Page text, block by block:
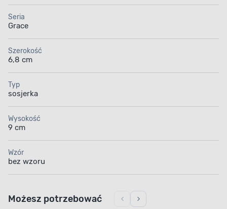
Seria
Grace
Szerokość
6,8 cm
Typ
sosjerka
Wysokość
9 cm
Wzór
bez wzoru
Możesz potrzebować